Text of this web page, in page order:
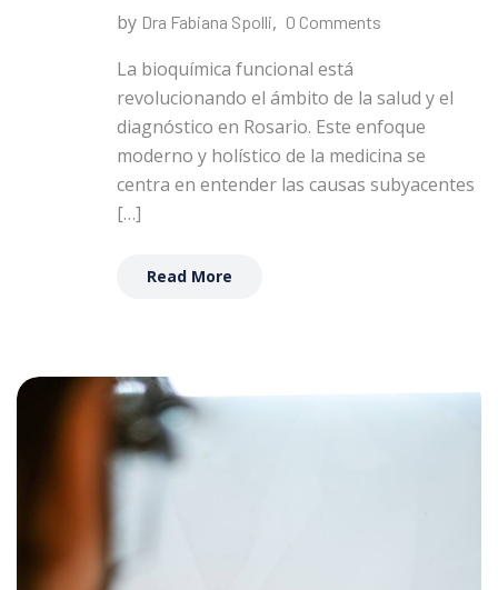
by Dra Fabiana Spolli, 0 Comments
La bioquímica funcional está
revolucionando el ámbito de la salud y el
diagnóstico en Rosario. Este enfoque
moderno y holístico de la medicina se
centra en entender las causas subyacentes
[…]
Read More